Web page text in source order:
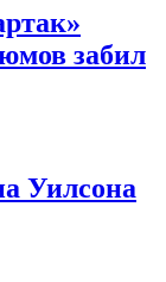
забил
Уилсона